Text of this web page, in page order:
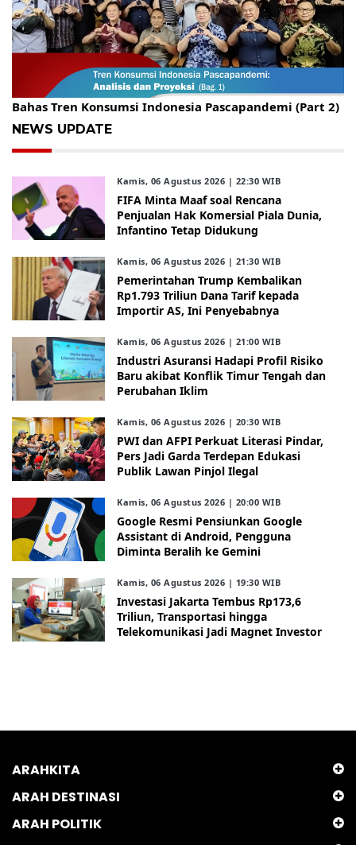
Gelar Kopdar, KBC Jakarta Raya Hadirkan Pakar Ritel
Bahas Tren Konsumsi Indonesia Pascapandemi (Part 2)
NEWS UPDATE
Kamis, 06 Agustus 2026 | 22:30 WIB
FIFA Minta Maaf soal Rencana
Penjualan Hak Komersial Piala Dunia,
Infantino Tetap Didukung
Kamis, 06 Agustus 2026 | 21:30 WIB
Pemerintahan Trump Kembalikan
Rp1.793 Triliun Dana Tarif kepada
Importir AS, Ini Penyebabnya
Kamis, 06 Agustus 2026 | 21:00 WIB
Industri Asuransi Hadapi Profil Risiko
Baru akibat Konflik Timur Tengah dan
Perubahan Iklim
Kamis, 06 Agustus 2026 | 20:30 WIB
PWI dan AFPI Perkuat Literasi Pindar,
Pers Jadi Garda Terdepan Edukasi
Publik Lawan Pinjol Ilegal
Kamis, 06 Agustus 2026 | 20:00 WIB
Google Resmi Pensiunkan Google
Assistant di Android, Pengguna
Diminta Beralih ke Gemini
Kamis, 06 Agustus 2026 | 19:30 WIB
Investasi Jakarta Tembus Rp173,6
Triliun, Transportasi hingga
Telekomunikasi Jadi Magnet Investor
ARAHKITA
ARAH DESTINASI
ARAH POLITIK